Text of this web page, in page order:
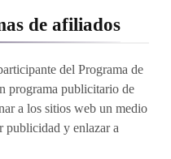
de afiliados
del Programa de
programa publicitario de
a los sitios web un medio
publicidad y enlazar a